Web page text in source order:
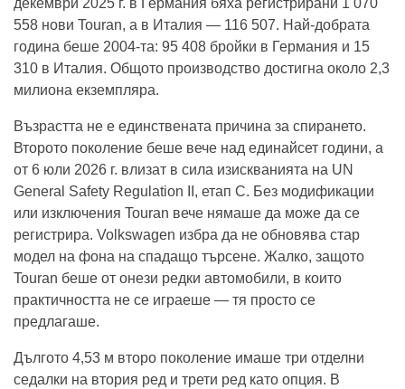
декември 2025 г. в Германия бяха регистрирани 1 070
558 нови Touran, а в Италия — 116 507. Най-добрата
година беше 2004-та: 95 408 бройки в Германия и 15
310 в Италия. Общото производство достигна около 2,3
милиона екземпляра.
Възрастта не е единствената причина за спирането.
Второто поколение беше вече над единайсет години, а
от 6 юли 2026 г. влизат в сила изискванията на UN
General Safety Regulation II, етап C. Без модификации
или изключения Touran вече нямаше да може да се
регистрира. Volkswagen избра да не обновява стар
модел на фона на спадащо търсене. Жалко, защото
Touran беше от онези редки автомобили, в които
практичността не се играеше — тя просто се
предлагаше.
Дългото 4,53 м второ поколение имаше три отделни
седалки на втория ред и трети ред като опция. В